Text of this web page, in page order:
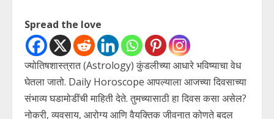
Spread the love
ज्योतिषशास्त्रात (Astrology) कुंडलीच्या आधारे भविष्याचा वेध
घेतला जातो. Daily Horoscope आपल्याला आजच्या दिवसाच्या
संभाव्य घडामोडींची माहिती देते. तुमच्यासाठी हा दिवस कसा असेल?
नोकरी, व्यवसाय, आरोग्य आणि वैयक्तिक जीवनात कोणते बदल